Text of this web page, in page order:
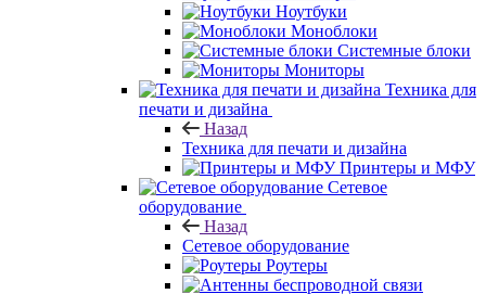
Ноутбуки
Моноблоки
Системные блоки
Мониторы
Техника для
печати и дизайна
Назад
Техника для печати и дизайна
Принтеры и МФУ
Сетевое
оборудование
Назад
Сетевое оборудование
Роутеры